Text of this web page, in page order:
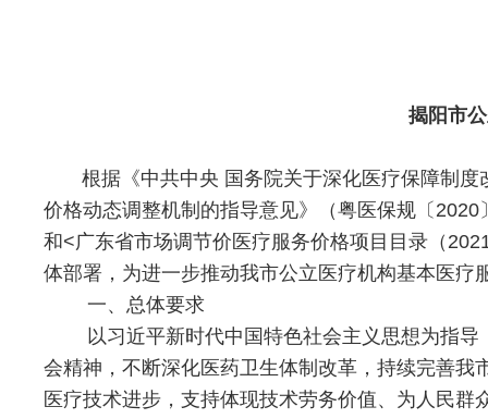
揭阳市
根据《中共中央 国务院关于深化医疗保障制度
价格动态调整机制的指导意见》（粤医保规〔
和<广东省市场调节价医疗服务价格项目目录（
体部署，为进一步推动我市公立医疗机构基本医
一、总体要求
以习近平新时代中国特色社会主义思想为指导
会精神，不断深化医药卫生体制改革，持续完善
医疗技术进步，支持体现技术劳务价值、为人民